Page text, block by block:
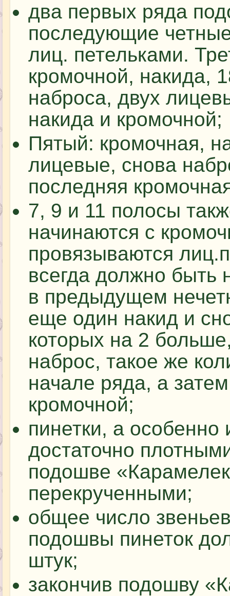
два первых ряда
последующие
лиц. петельками.
кромочной, накида,
наброса, двух
накида и кромочной;
Пятый: кромочная,
лицевые, снова
последняя
7, 9 и 11 полосы
начинаются с
провязываются
всегда должно
в предыдущем
еще один накид и
которых на 2
наброс, такое же
начале ряда, а
кромочной;
пинетки, а
достаточно
подошве
перекрученными;
общее число
подошвы пинеток
штук;
закончив подошву